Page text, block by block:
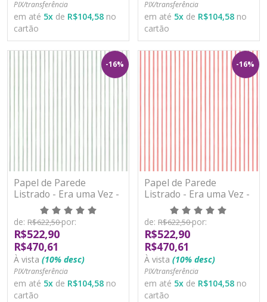
PIX/transferência
em até 5x de R$104,58 no
cartão
PIX/transferência
em até 5x de R$104,58 no
cartão
-16%
Papel de Parede
Listrado - Era uma Vez -
89976 - Vinílico
de: R$622,50por:
R$522,90
R$470,61
À vista (10% desc)
PIX/transferência
em até 5x de R$104,58 no
cartão
-16%
Papel de Parede
Listrado - Era uma Vez -
89983 - Vinílico
de: R$622,50por:
R$522,90
R$470,61
À vista (10% desc)
PIX/transferência
em até 5x de R$104,58 no
cartão